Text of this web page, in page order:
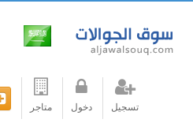
تسجيل دخول متاجر